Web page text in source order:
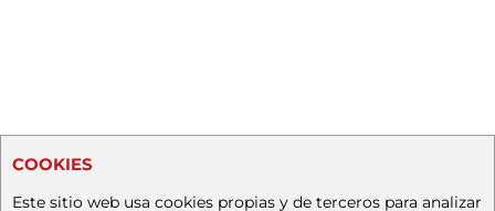
COOKIES
Este sitio web usa cookies propias y de terceros para analizar